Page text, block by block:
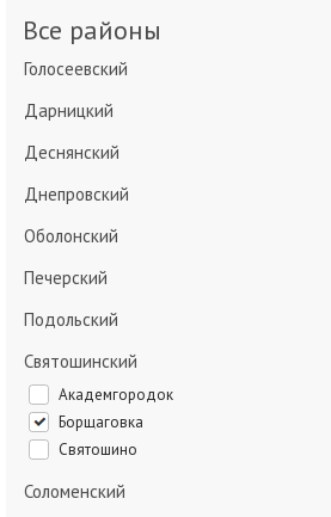
Все районы
Голосеевский
Дарницкий
Деснянский
Днепровский
Оболонский
Печерский
Подольский
Святошинский
Академгородок
Борщаговка
Святошино
Соломенский